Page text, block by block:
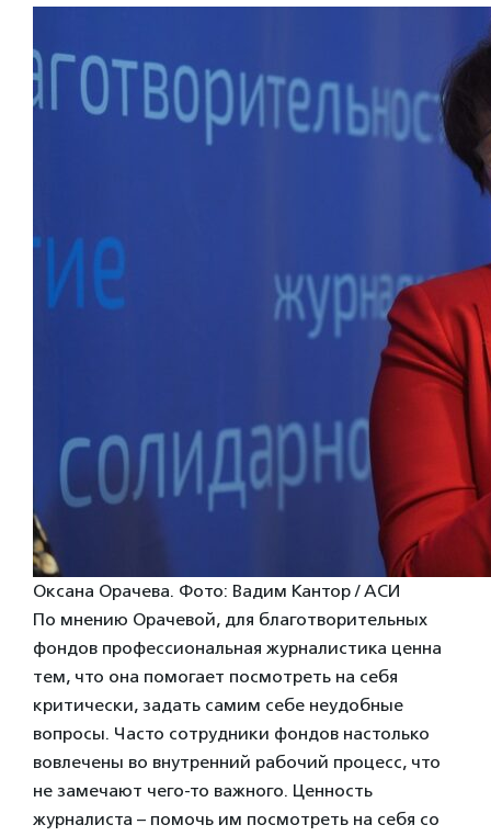
Оксана Орачева. Фото: Вадим Кантор / АСИ
По мнению Орачевой, для благотворительных
фондов профессиональная журналистика ценна
тем, что она помогает посмотреть на себя
критически, задать самим себе неудобные
вопросы. Часто сотрудники фондов настолько
вовлечены во внутренний рабочий процесс, что
не замечают чего-то важного. Ценность
журналиста – помочь им посмотреть на себя со